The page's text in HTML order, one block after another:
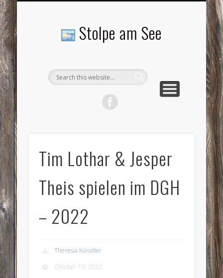
Stolpe am See
Tim Lothar & Jesper
Theis spielen im DGH
– 2022
Theresia Künstler
Oktober 19, 2022